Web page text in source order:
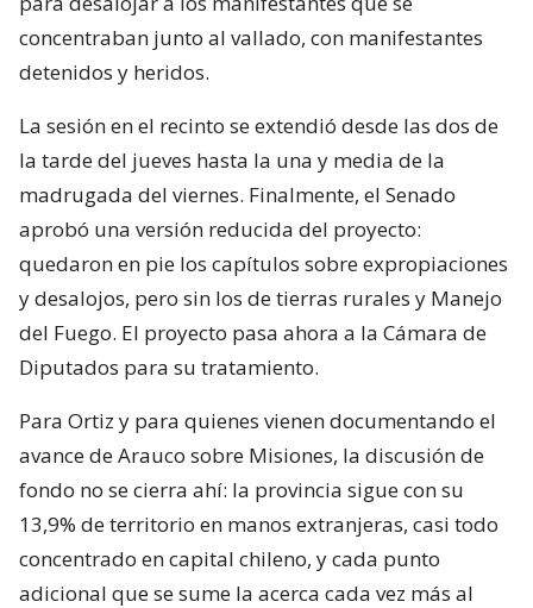
concentraban junto al vallado, con manifestantes
detenidos y heridos.
La sesión en el recinto se extendió desde las dos de
la tarde del jueves hasta la una y media de la
madrugada del viernes. Finalmente, el Senado
aprobó una versión reducida del proyecto:
quedaron en pie los capítulos sobre expropiaciones
y desalojos, pero sin los de tierras rurales y Manejo
del Fuego. El proyecto pasa ahora a la Cámara de
Diputados para su tratamiento.
Para Ortiz y para quienes vienen documentando el
avance de Arauco sobre Misiones, la discusión de
fondo no se cierra ahí: la provincia sigue con su
13,9% de territorio en manos extranjeras, casi todo
concentrado en capital chileno, y cada punto
adicional que se sume la acerca cada vez más al